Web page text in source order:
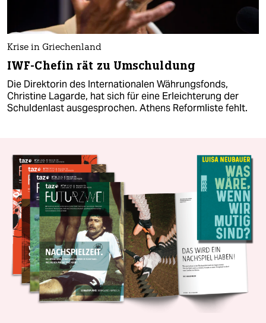
Krise in Griechenland
IWF-Chefin rät zu Umschuldung
Die Direktorin des Internationalen Währungsfonds,
Christine Lagarde, hat sich für eine Erleichterung der
Schuldenlast ausgesprochen. Athens Reformliste fehlt.